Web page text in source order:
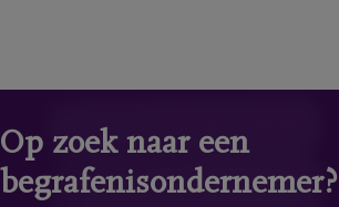
Op zoek naar een
begrafenisondernemer?